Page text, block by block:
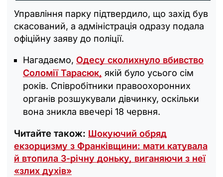
Управління парку підтвердило, що захід був
скасований, а адміністрація одразу подала
офіційну заяву до поліції.
Нагадаємо, Одесу сколихнуло вбивство
Соломії Тарасюк, якій було усього сім
років. Співробітники правоохоронних
органів розшукували дівчинку, оскільки
вона зникла ввечері 18 червня.
Читайте також: Шокуючий обряд
екзорцизму з Франківщини: мати катувала
й втопила 3-річну доньку, виганяючи з неї
«злих духів»